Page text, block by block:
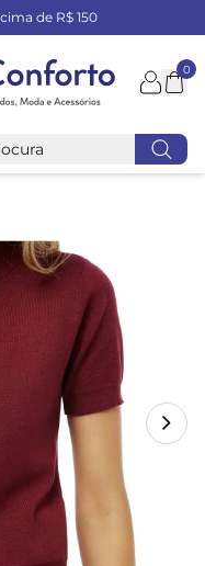
de R$ 150
0